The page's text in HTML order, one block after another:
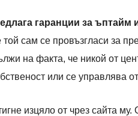
гаранции за ъптайм
сам се провъзгласи за
на факта, че никой от
или се управлява
изцяло от чрез сайта му.